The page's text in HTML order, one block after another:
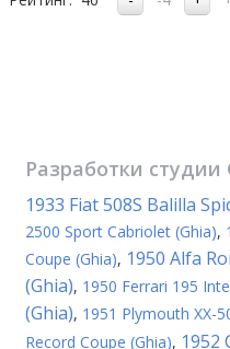
Разработки студии
1933 Fiat 508S Balilla
2500 Sport Cabriolet (Ghia),
Coupe (Ghia), 1950 Alfa
(Ghia), 1950 Ferrari 195
(Ghia), 1951 Plymouth XX-
Record Coupe (Ghia), 1952